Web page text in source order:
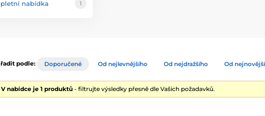
nabídka 1
podle: Doporučené Od nejlevnějšího Od nejdražšího Od
V nabídce je 1 produktů - filtrujte výsledky přesně dle Vašich požadavků.